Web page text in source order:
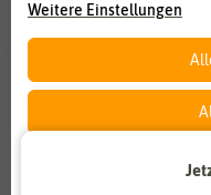
BIO
Weitere Einstellungen